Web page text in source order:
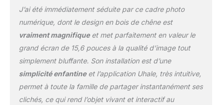
salon, le bureau ou tout
l'ambiance et l'esthétique
globale. 【Cadeaux
Significatifs pour Tous】
Mettez vos souvenirs
partagez-les avec vos
proches. Le cadre photo
numérique Eptusmey est
J’ai été immédiatement séduite par ce cadre photo
numérique, dont le design en bois de chêne est
vraiment magnifiqueet met parfaitement en valeur le
grand écran de 15,6 pouces à la qualité d’image tout
simplement bluffante. Son installation est d’une
simplicité enfantineet l’application Uhale, très intuitive,
permet à toute la famille de partager instantanément ses
clichés, ce qui rend l’objet vivant et interactif au